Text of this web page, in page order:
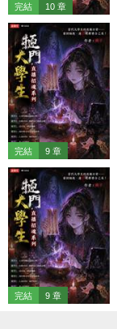
完結 10 章
完結 9 章
完結 9 章